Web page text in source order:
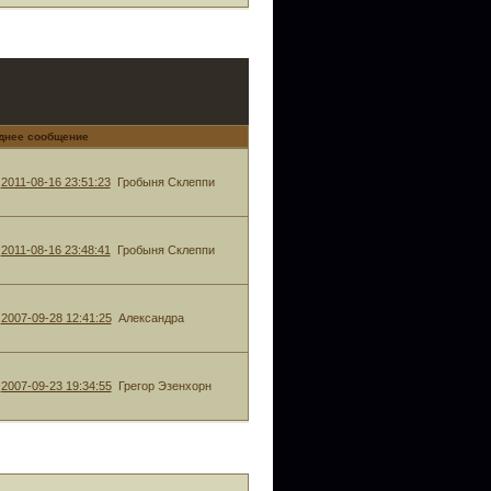
сообщение
2011-08-16 23:51:23 Гробыня Склеппи
2011-08-16 23:48:41 Гробыня Склеппи
2007-09-28 12:41:25 Александра
2007-09-23 19:34:55 Грегор Эзенхорн